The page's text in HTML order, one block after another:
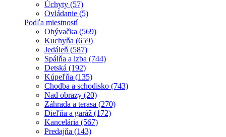
Úchyty (57)
Ovládanie (5)
Podľa miestností
Obývačka (569)
Kuchyňa (659)
Jedáleň (587)
Spálňa a izba (744)
Detská (192)
Kúpeľňa (135)
Chodba a schodisko (743)
Nad obrazy (20)
Záhrada a terasa (270)
Dieľňa a garáž (172)
Kancelária (567)
Predajňa (143)